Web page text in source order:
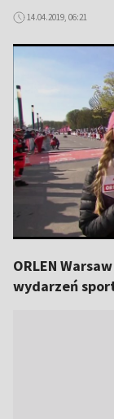
14.04.2019, 06:21
ORLEN
wydarzeń